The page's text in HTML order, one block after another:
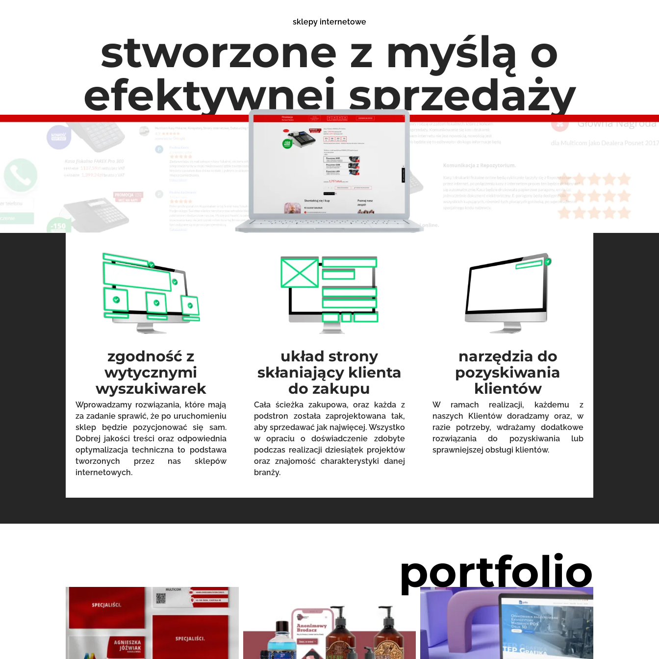
sklepy internetowe
stworzone z myślą o
efektywnej sprzedaży
zgodność z
wytycznymi
wyszukiwarek
Wprowadzamy rozwiązania, które mają
za zadanie sprawić, że po uruchomieniu
sklep będzie pozycjonować się sam.
Dobrej jakości treści oraz odpowiednia
optymalizacja techniczna to podstawa
tworzonych przez nas sklepów
internetowych.
układ strony
skłaniający klienta
do zakupu
Cała ścieżka zakupowa, oraz każda z
podstron została zaprojektowana tak,
aby sprzedawać jak najwięcej. Wszystko
w opraciu o doświadczenie zdobyte
podczas realizacji dziesiątek projektów
oraz znajomość charakterystyki danej
branży.
narzędzia do
pozyskiwania
klientów
W ramach realizacji, każdemu z
naszych Klientów doradzamy oraz, w
razie potrzeby, wdrażamy dodatkowe
rozwiązania do pozyskiwania lub
sprawniejszej obsługi klientów.
portfolio